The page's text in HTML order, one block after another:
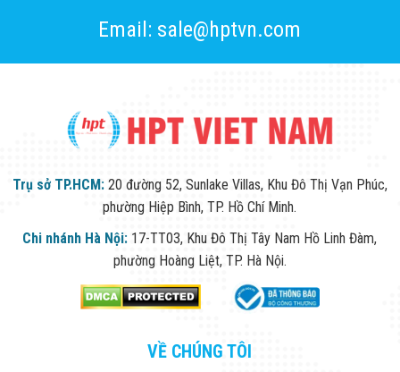
Email: sale@hptvn.com
Trụ sở TP.HCM: 20 đường 52, Sunlake Villas, Khu Đô Thị Vạn Phúc,
phường Hiệp Bình, TP. Hồ Chí Minh.
Chi nhánh Hà Nội: 17-TT03, Khu Đô Thị Tây Nam Hồ Linh Đàm,
phường Hoàng Liệt, TP. Hà Nội.
VỀ CHÚNG TÔI